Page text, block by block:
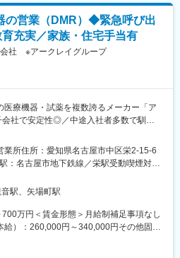
に業容を拡大しております。
けるオルソケラトロジーとレンズケア製
を行うほか、戦略的な事業ポートフォリ
性の高い経営体制を構築しておりま
ン類含めたシステム全体のソフトウエア
向上
通信技術やアプリケーションとの融合
、お客様のワークプレイスにおける様々
できます。これに伴い、品質保証に対す
上がった製品の品質を保証する」という
継続的に提供する」という概念への変革
らの能力も進化させつつ、自らの裁量で
らお客様に喜んでもらえる価値提供が実
トウェア品質保証の業務を通してスキ
いて：
の営業（DMR）◆緊急呼び出
充実／家族・住宅手当有
社 ※アークレイグループ
療機器・試薬を複数誇るメーカー「ア
社で安定性◎／中途入社者多数で馴染
、検査センター等）や販売代理店へ訪
検査機器、体外診断用医薬品の販売を
リニック、歯科、動物病院等。医師や
業所住所：愛知県名古屋市中区栄2-15-6
：名古屋市地下鉄線／栄駅受動喫煙対
範囲：会社の定める事業所
駅、矢場町駅
万円＜賃金形態＞月給制補足事項なし
給）：260,000円～340,000円その他固定